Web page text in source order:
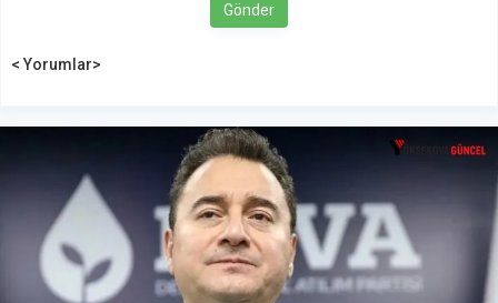
Gönder
< Yorumlar>